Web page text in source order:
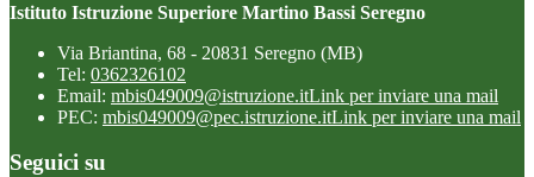
Istituto Istruzione Superiore Martino Bassi Seregno
Via Briantina, 68 - 20831 Seregno (MB)
Tel: 0362326102
Email: mbis049009@istruzione.itLink per inviare una mail
PEC: mbis049009@pec.istruzione.itLink per inviare una mail
Seguici su